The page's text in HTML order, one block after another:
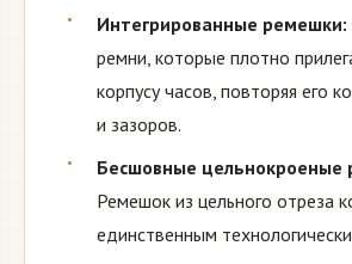
Интегрированные ремешки:
ремни, которые плотно
корпусу часов, повторяя его
и зазоров.
Бесшовные цельнокроеные
Ремешок из цельного отреза
единственным